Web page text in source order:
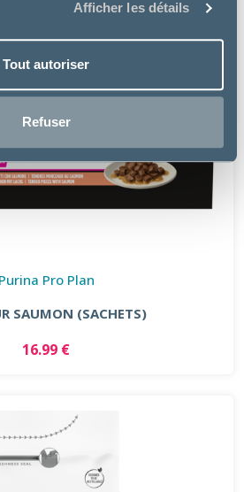
Afficher les détails
Tout autoriser
Refuser
Purina Pro Plan
SAUMON (SACHETS)
16.99 €